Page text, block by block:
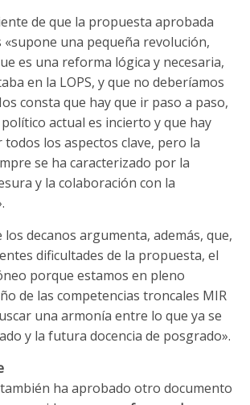
de que la propuesta aprobada
«supone una pequeña revolución,
es una reforma lógica y necesaria,
en la LOPS, y que no deberíamos
consta que hay que ir paso a paso,
actual es incierto y que hay
los aspectos clave, pero la
se ha caracterizado por la
y la colaboración con la
los decanos argumenta, además, que,
dificultades de la propuesta, el
porque estamos en pleno
de las competencias troncales MIR
una armonía entre lo que ya se
y la futura docencia de posgrado».
ha aprobado otro documento